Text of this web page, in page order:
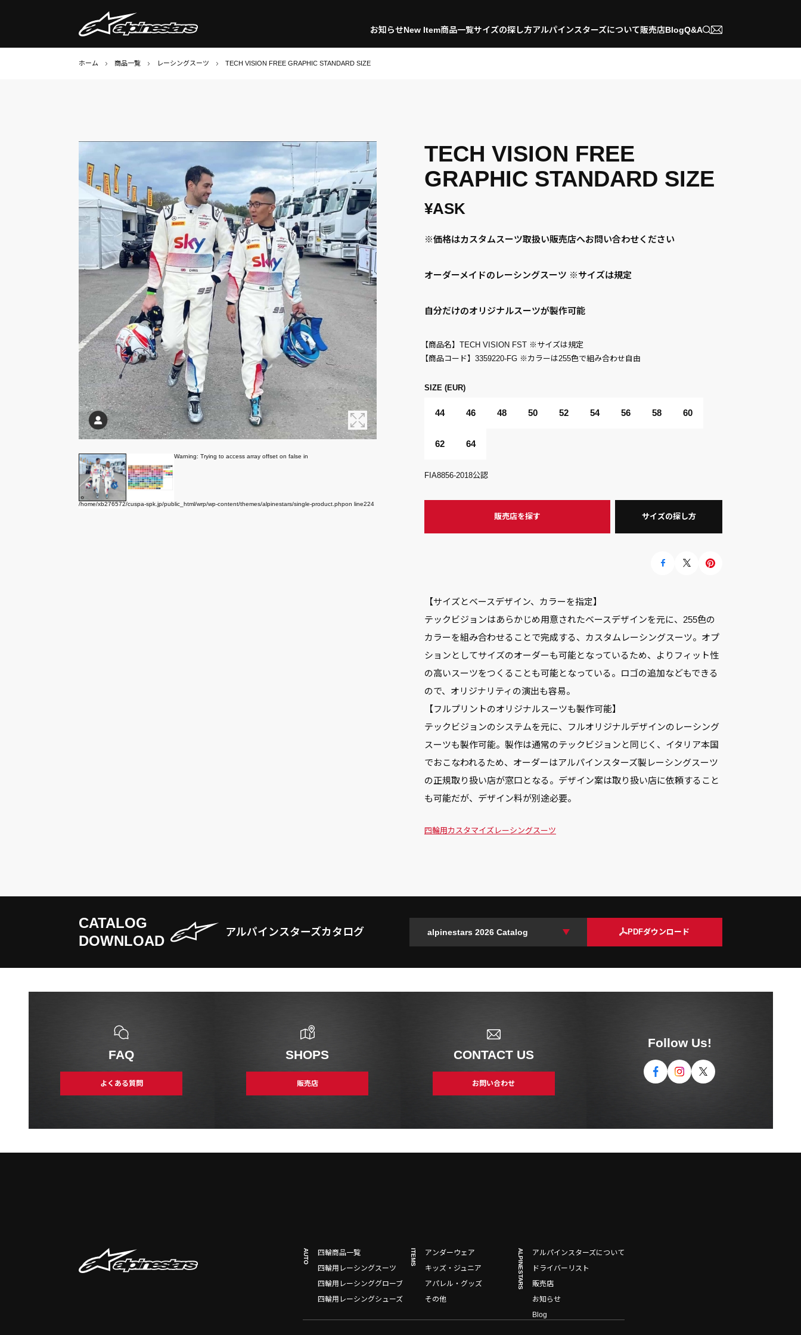
お知らせNew Item商品一覧サイズの探し方アルパインスターズについて販売店BlogQ&A
ホーム 商品一覧 レーシングスーツ TECH VISION FREE GRAPHIC STANDARD SIZE
TECH VISION FREE
GRAPHIC STANDARD SIZE
¥ASK
※価格はカスタムスーツ取扱い販売店へお問い合わせください
オーダーメイドのレーシングスーツ ※サイズは規定
自分だけのオリジナルスーツが製作可能
【商品名】 TECH VISION FST ※サイズは規定
【商品コード】 3359220-FG ※カラーは255色で組み合わせ自由
SIZE (EUR)
44 46 48 50 52 54 56 58 60
62 64
FIA8856-2018公認
販売店を探す サイズの探し方
【サイズとベースデザイン、カラーを指定】
テックビジョンはあらかじめ用意されたベースデザインを元に、255色の
カラーを組み合わせることで完成する、カスタムレーシングスーツ。オプ
ションとしてサイズのオーダーも可能となっているため、よりフィット性
の高いスーツをつくることも可能となっている。ロゴの追加などもできる
ので、オリジナリティの演出も容易。
【フルプリントのオリジナルスーツも製作可能】
テックビジョンのシステムを元に、フルオリジナルデザインのレーシング
スーツも製作可能。製作は通常のテックビジョンと同じく、イタリア本国
でおこなわれるため、オーダーはアルパインスターズ製レーシングスーツ
の正規取り扱い店が窓口となる。デザイン案は取り扱い店に依頼すること
も可能だが、デザイン料が別途必要。
四輪用 カスタマイズ レーシングスーツ
offset
false
Warning: Trying to access array offset on false in
/home/xb276572/cuspa-spk.jp/public_html/wrp/wp-content/themes/alpinestars/single-product.phpon line224
CATALOG
DOWNLOAD
アルパインスターズカタログ PDFダウンロード
FAQ
よくある質問
SHOPS
販売店
CONTACT US
お問い合わせ
Follow Us!
AUTO
四輪商品一覧
四輪用レーシングスーツ
四輪用レーシンググローブ
四輪用レーシングシューズ
ITEMS
アンダーウェア
キッズ・ジュニア
アパレル・グッズ
その他
ALPINESTARS
アルパインスターズについて
ドライバーリスト
販売店
お知らせ
Blog